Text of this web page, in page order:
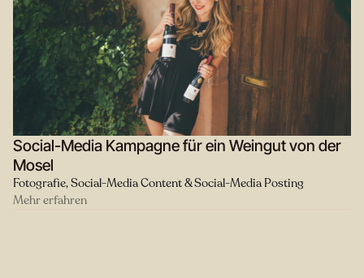
Social-Media Kampagne für ein Weingut von der
Mosel
Fotografie, Social-Media Content & Social-Media Posting
Mehr erfahren